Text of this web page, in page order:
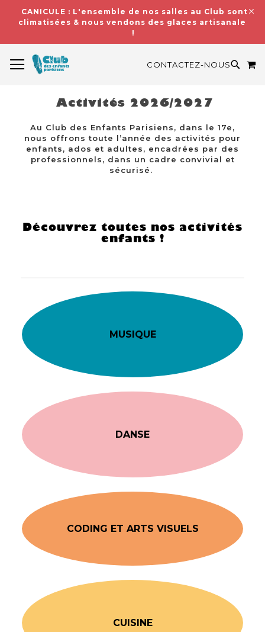
CANICULE : L'ensemble de nos salles au Club sont
climatisées & nous vendons des glaces artisanales
!
CONTACTEZ-NOUS
Activités 2026/2027
Au Club des Enfants Parisiens, dans le 17e,
nous offrons toute l’année des activités pour
enfants, ados et adultes, encadrées par des
professionnels, dans un cadre convivial et
sécurisé.
Découvrez toutes nos activités
enfants !
MUSIQUE
DANSE
CODING ET ARTS VISUELS
CUISINE